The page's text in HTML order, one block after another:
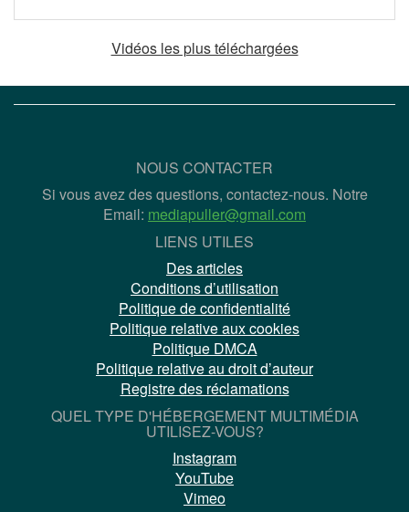
Vidéos les plus téléchargées
NOUS CONTACTER
Si vous avez des questions, contactez-nous. Notre
Email: mediapuller@gmail.com
LIENS UTILES
Des articles
Conditions d’utilisation
Politique de confidentialité
Politique relative aux cookies
Politique DMCA
Politique relative au droit d’auteur
Registre des réclamations
QUEL TYPE D'HÉBERGEMENT MULTIMÉDIA
UTILISEZ-VOUS?
Instagram
YouTube
Vimeo